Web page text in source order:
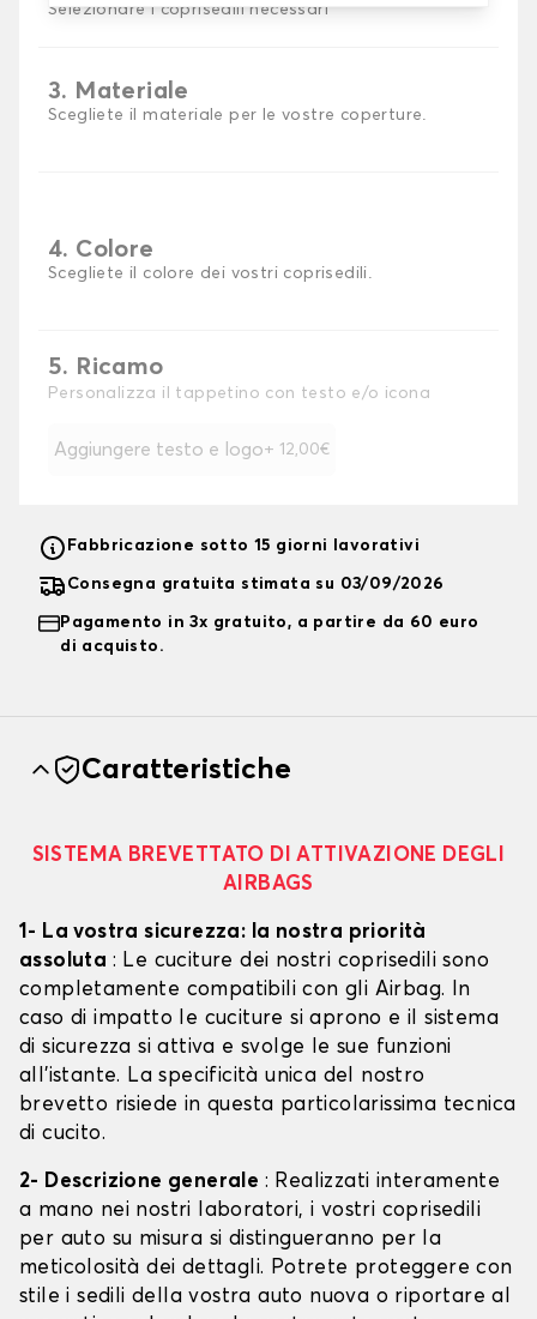
Selezionare i coprisedili necessari
3. Materiale
Scegliete il materiale per le vostre coperture.
4. Colore
Scegliete il colore dei vostri coprisedili.
5. Ricamo
Personalizza il tappetino con testo e/o icona
Aggiungere testo e logo + 12,00€
Fabbricazione sotto 15 giorni lavorativi
Consegna gratuita stimata su 03/09/2026
Pagamento in 3x gratuito, a partire da 60 euro
di acquisto.
Caratteristiche
SISTEMA BREVETTATO DI ATTIVAZIONE DEGLI
AIRBAGS
1- La vostra sicurezza: la nostra priorità
assoluta : Le cuciture dei nostri coprisedili sono
completamente compatibili con gli Airbag. In
caso di impatto le cuciture si aprono e il sistema
di sicurezza si attiva e svolge le sue funzioni
all'istante. La specificità unica del nostro
brevetto risiede in questa particolarissima tecnica
di cucito.
2- Descrizione generale : Realizzati interamente
a mano nei nostri laboratori, i vostri coprisedili
per auto su misura si distingueranno per la
meticolosità dei dettagli. Potrete proteggere con
stile i sedili della vostra auto nuova o riportare al